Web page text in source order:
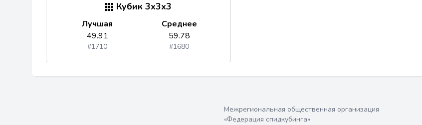
Кубик 3x3x3
Лучшая
49.91
#1710
Среднее
59.78
#1680
Межрегиональная общественная организация
«Федерация спидкубинга»